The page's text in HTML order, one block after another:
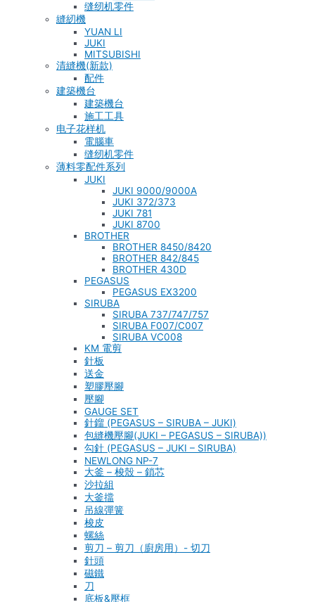
缝纫机零件
縫紉機
YUAN LI
JUKI
MITSUBISHI
清縫機(新款)
配件
建築機台
建築機台
施工工具
电子花样机
電腦車
缝纫机零件
薄料零配件系列
JUKI
JUKI 9000/9000A
JUKI 372/373
JUKI 781
JUKI 8700
BROTHER
BROTHER 8450/8420
BROTHER 842/845
BROTHER 430D
PEGASUS
PEGASUS EX3200
SIRUBA
SIRUBA 737/747/757
SIRUBA F007/C007
SIRUBA VC008
KM 電剪
針板
送金
塑膠壓腳
壓腳
GAUGE SET
針鎦 (PEGASUS – SIRUBA – JUKI)
包縫機壓腳(JUKI – PEGASUS – SIRUBA))
勾針 (PEGASUS – JUKI – SIRUBA)
NEWLONG NP-7
大釜 – 梭殼 – 鎖芯
沙拉組
大釜擋
吊線彈簧
梭皮
螺絲
剪刀 – 剪刀（廚房用）- 切刀
針頭
磁鐵
刀
底板&壓框